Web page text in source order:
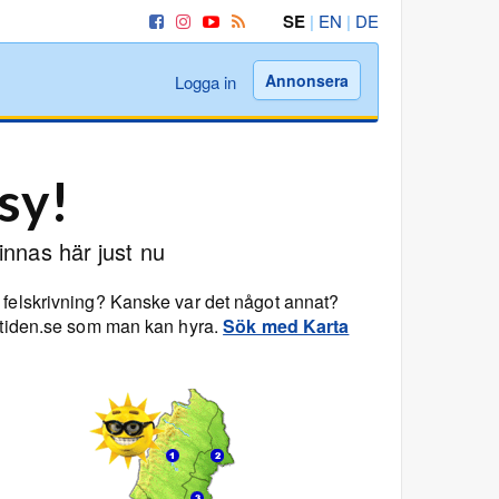
SE | EN | DE
Logga in Annonsera
här just nu
Kanske var det något annat?
som man kan hyra.Sök med Karta